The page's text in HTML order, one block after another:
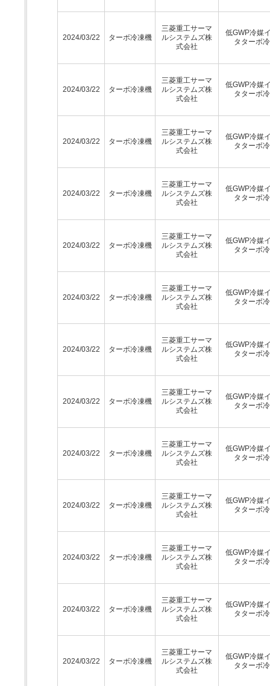
2024/03/22 ターボ冷凍機
三菱重工サーマ
ルシステムズ株
式会社
低GWP冷媒
タターボ
2024/03/22 ターボ冷凍機
三菱重工サーマ
ルシステムズ株
式会社
低GWP冷媒
タターボ
2024/03/22 ターボ冷凍機
三菱重工サーマ
ルシステムズ株
式会社
低GWP冷媒
タターボ
2024/03/22 ターボ冷凍機
三菱重工サーマ
ルシステムズ株
式会社
低GWP冷媒
タターボ
2024/03/22 ターボ冷凍機
三菱重工サーマ
ルシステムズ株
式会社
低GWP冷媒
タターボ
2024/03/22 ターボ冷凍機
三菱重工サーマ
ルシステムズ株
式会社
低GWP冷媒
タターボ
2024/03/22 ターボ冷凍機
三菱重工サーマ
ルシステムズ株
式会社
低GWP冷媒
タターボ
2024/03/22 ターボ冷凍機
三菱重工サーマ
ルシステムズ株
式会社
低GWP冷媒
タターボ
2024/03/22 ターボ冷凍機
三菱重工サーマ
ルシステムズ株
式会社
低GWP冷媒
タターボ
2024/03/22 ターボ冷凍機
三菱重工サーマ
ルシステムズ株
式会社
低GWP冷媒
タターボ
2024/03/22 ターボ冷凍機
三菱重工サーマ
ルシステムズ株
式会社
低GWP冷媒
タターボ
2024/03/22 ターボ冷凍機
三菱重工サーマ
ルシステムズ株
式会社
低GWP冷媒
タターボ
2024/03/22 ターボ冷凍機
三菱重工サーマ
ルシステムズ株
式会社
低GWP冷媒
タターボ